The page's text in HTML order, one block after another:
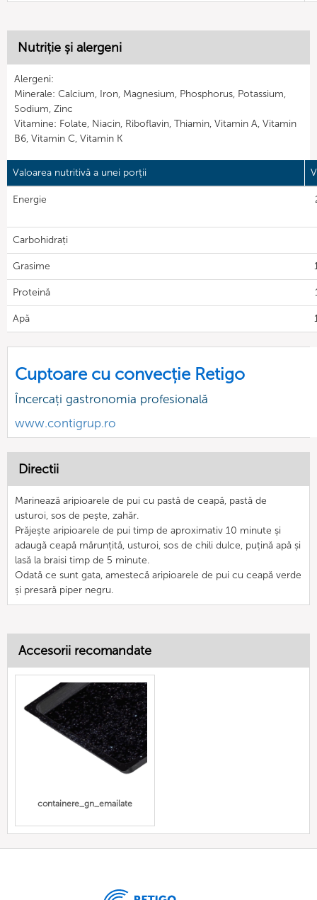
Nutriție și alergeni
Alergeni:
Minerale: Calcium, Iron, Magnesium, Phosphorus, Potassium,
Sodium, Zinc
Vitamine: Folate, Niacin, Riboflavin, Thiamin, Vitamin A, Vitamin
B6, Vitamin C, Vitamin K
Valoarea nutritivă a unei porții
Energie
Carbohidrați
Grasime
Proteină
Apă
Cuptoare cu convecție Retigo
Încercați gastronomia profesională
www.contigrup.ro
Directii
Marinează aripioarele de pui cu pastă de ceapă, pastă de
usturoi, sos de pește, zahăr.
Prăjește aripioarele de pui timp de aproximativ 10 minute și
adaugă ceapă mărunțită, usturoi, sos de chili dulce, puțină apă și
lasă la braisi timp de 5 minute.
Odată ce sunt gata, amestecă aripioarele de pui cu ceapă verde
și presară piper negru.
Accesorii recomandate
containere_gn_emailate